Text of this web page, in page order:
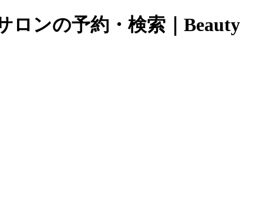
ロンの予約・検索｜Beauty